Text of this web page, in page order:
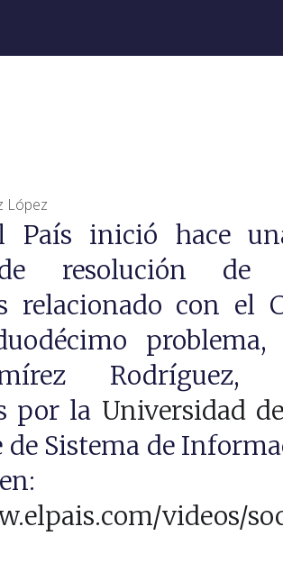
López
inició hace
resolución de
relacionado con el
problema,
Rodríguez,
por la Universidad
de Sistema de
videos/